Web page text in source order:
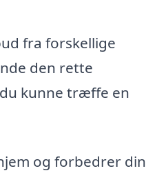
fra forskellige
den rette
kunne træffe en
og forbedrer din